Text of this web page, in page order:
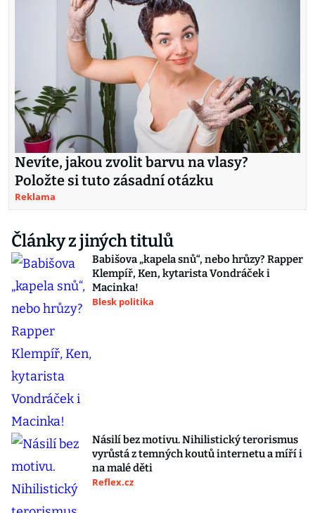
Nevíte, jakou zvolit barvu na vlasy?
Položte si tuto zásadní otázku
Reklama
Články z jiných titulů
Babišova „kapela snů“, nebo hrůzy? Rapper
Klempíř, Ken, kytarista Vondráček i
Macinka!
Blesk politika
Násilí bez motivu. Nihilistický terorismus
vyrůstá z temných koutů internetu a míří i
na malé děti
Reflex.cz